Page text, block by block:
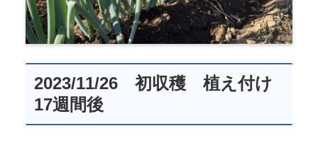
2023/11/26 初収穫 植え付け
17週間後